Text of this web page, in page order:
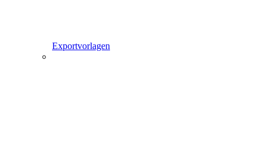
Exportvorlagen